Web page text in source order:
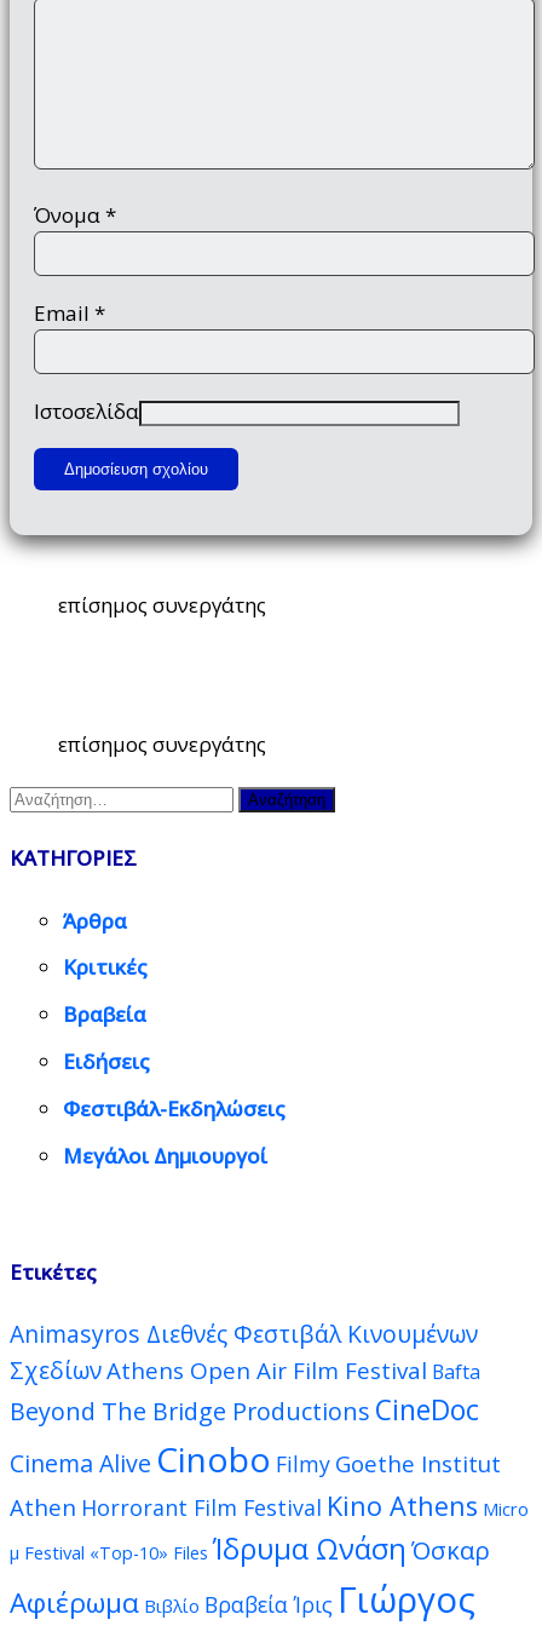
Όνομα*
Email *
Ιστοσελίδα
επίσημος συνεργάτης
επίσημος συνεργάτης
Αναζήτηση
ΚΑΤΗΓΟΡΙΕΣ
Άρθρα
Κριτικές
Βραβεία
Ειδήσεις
Φεστιβάλ-Εκδηλώσεις
Μεγάλοι Δημιουργοί
Ετικέτες
Animasyros Διεθνές Φεστιβάλ Κινουμένων
ΣχεδίωνAthens Open Air Film Festival Bafta
Beyond The Bridge Productions CineDoc
Cinema Alive Cinobo Filmy Goethe Institut
Athen Horrorant Film Festival Kino Athens Micro
μ Festival «Top-10» Files Ίδρυμα Ωνάση Όσκαρ
Αφιέρωμα Βιβλίο Βραβεία Ίρις Γιώργος